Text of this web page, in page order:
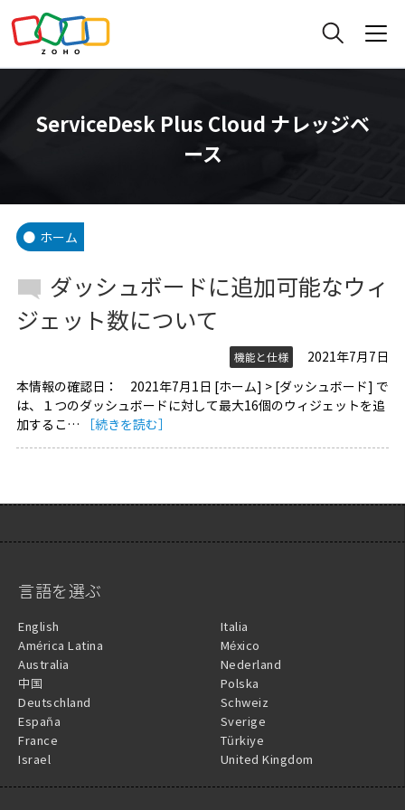
ServiceDesk Plus Cloud ナレッジベ
ース
ホーム
ダッシュボードに追加可能なウィ
ジェット数について
機能と仕様
2021年7月7日
本情報の確認日： 2021年7月1日 [ホーム] > [ダッシュボード] で
は、１つのダッシュボードに対して最大16個のウィジェットを追
加するこ…
［続きを読む］
言語を選ぶ
English
América Latina
Australia
中国
Deutschland
España
France
Israel
Italia
México
Nederland
Polska
Schweiz
Sverige
Türkiye
United Kingdom